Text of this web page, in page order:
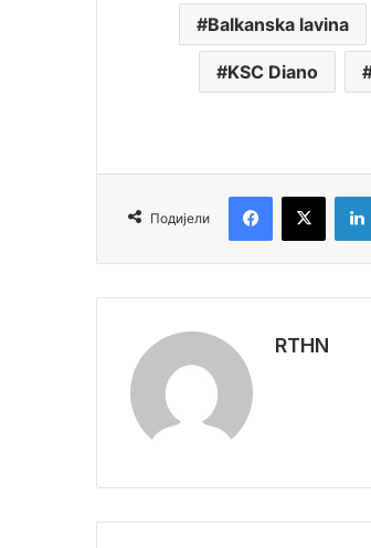
Balkanska lavina
KSC Diano
Подијели
Facebook
X
RTHN